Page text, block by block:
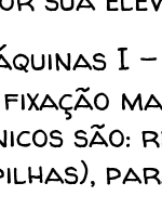
I
são: